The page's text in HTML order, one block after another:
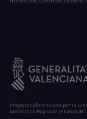
Proyecto cofinanciado por la
Desarrollo Regional (FEDER)